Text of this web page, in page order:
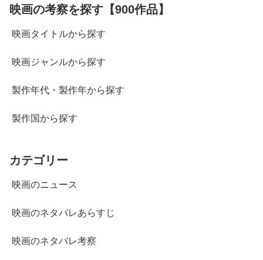
映画の考察を探す【900作品】
映画タイトルから探す
映画ジャンルから探す
製作年代・製作年から探す
製作国から探す
カテゴリー
映画のニュース
映画のネタバレあらすじ
映画のネタバレ考察